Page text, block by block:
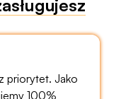
priorytet. Jako
100%